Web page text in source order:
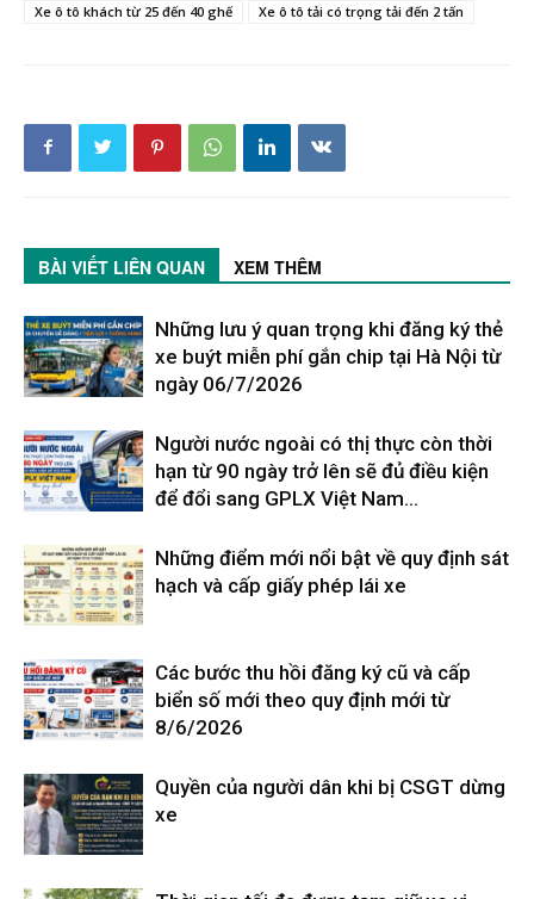
Xe ô tô khách từ 25 đến 40 ghế
Xe ô tô tải có trọng tải đến 2 tấn
BÀI VIẾT LIÊN QUAN XEM THÊM
Những lưu ý quan trọng khi đăng ký thẻ
xe buýt miễn phí gắn chip tại Hà Nội từ
ngày 06/7/2026
Người nước ngoài có thị thực còn thời
hạn từ 90 ngày trở lên sẽ đủ điều kiện
để đổi sang GPLX Việt Nam...
Những điểm mới nổi bật về quy định sát
hạch và cấp giấy phép lái xe
Các bước thu hồi đăng ký cũ và cấp
biển số mới theo quy định mới từ
8/6/2026
Quyền của người dân khi bị CSGT dừng
xe